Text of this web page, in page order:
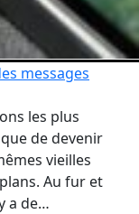
messages
les plus
de devenir
vieilles
Au fur et
a de…